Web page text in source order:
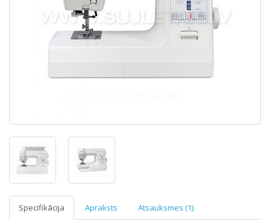
Specifikācija Apraksts Atsauksmes (1)